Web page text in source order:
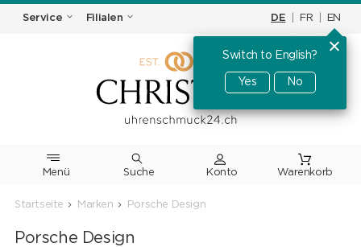
Service Filialen DE FR EN
Switch to English?
Yes No
Menü Suche Warenkorb
Startseite Marken Porsche Design
Porsche Design